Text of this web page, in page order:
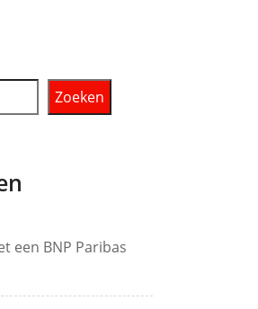
Zoeken
een BNP Paribas